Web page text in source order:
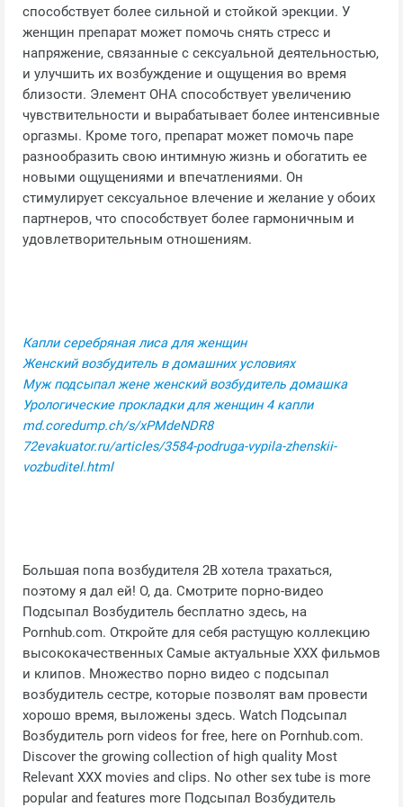
способствует более сильной и стойкой эрекции. У
женщин препарат может помочь снять стресс и
напряжение, связанные с сексуальной деятельностью,
и улучшить их возбуждение и ощущения во время
близости. Элемент ОНА способствует увеличению
чувствительности и вырабатывает более интенсивные
оргазмы. Кроме того, препарат может помочь паре
разнообразить свою интимную жизнь и обогатить ее
новыми ощущениями и впечатлениями. Он
стимулирует сексуальное влечение и желание у обоих
партнеров, что способствует более гармоничным и
удовлетворительным отношениям.
Капли серебряная лиса для женщин
Женский возбудитель в домашних условиях
Муж подсыпал жене женский возбудитель домашка
Урологические прокладки для женщин 4 капли
md.coredump.ch/s/xPMdeNDR8
72evakuator.ru/articles/3584-podruga-vypila-zhenskii-
vozbuditel.html
Большая попа возбудителя 2B хотела трахаться,
поэтому я дал ей! О, да. Смотрите порно-видео
Подсыпал Возбудитель бесплатно здесь, на
Pornhub.com. Откройте для себя растущую коллекцию
высококачественных Самые актуальные XXX фильмов
и клипов. Множество порно видео с подсыпал
возбудитель сестре, которые позволят вам провести
хорошо время, выложены здесь. Watch Подсыпал
Возбудитель porn videos for free, here on Pornhub.com.
Discover the growing collection of high quality Most
Relevant XXX movies and clips. No other sex tube is more
popular and features more Подсыпал Возбудитель